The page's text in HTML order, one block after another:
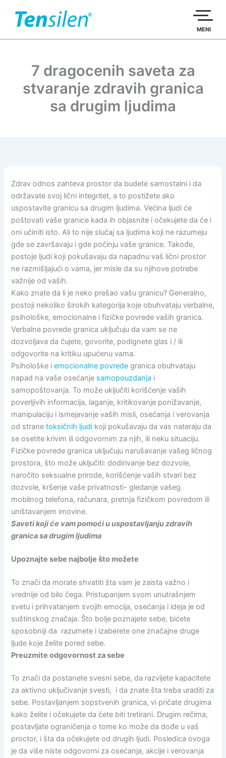
садржај
MENI
7 dragocenih saveta za
stvaranje zdravih granica
sa drugim ljudima
Zdrav odnos zahteva prostor da budete samostalni i da
održavate svoj lični integritet, a to postižete ako
uspostavite granicu sa drugim ljudima. Većina ljudi će
poštovati vaše granice kada ih objasnite i očekujete da će i
oni učiniti isto. Ali to nije slučaj sa ljudima koji ne razumeju
gde se završavaju i gde počinju vaše granice. Takođe,
postoje ljudi koji pokušavaju da napadnu vaš lični prostor
ne razmišljajući o vama, jer misle da su njihove potrebe
važnije od vaših.
Kako znate da li je neko prešao vašu granicu? Generalno,
postoji nekoliko širokih kategorija koje obuhvataju verbalne,
psihološke, emocionalne i fizičke povrede vaših granica.
Verbalne povrede granica uključuju da vam se ne
dozvoljava da čujete, govorite, podignete glas i / ili
odgovorite na kritiku upućenu vama.
Psihološke iemocionalne povrede granica obuhvataju
napad na vaše osećanje samopouzdanja i
samopoštovanja. To može uključiti korišćenje vaših
poverljivih informacija, laganje, kritikovanje ponižavanje,
manipulaciju i ismejavanje vaših misli, osećanja i verovanja
od stranetoksičnih ljudi koji pokušavaju da vas nateraju da
se osetite krivim ili odgovornim za njih, ili neku situaciju.
Fizičke povrede granica uključuju narušavanje vašeg ličnog
prostora, što može uključiti: dodirivanje bez dozvole,
naročito seksualne prirode, korišćenje vaših stvari bez
dozvole, kršenje vaše privatnosti- gledanje vašeg
mobilnog telefona, računara, pretnja fizičkom povredom ili
uništavanjem imovine.
Saveti koji će vam pomoći u uspostavljanju zdravih
granica sa drugim ljudima
Upoznajte sebe najbolje što možete
To znači da morate shvatiti šta vam je zaista važno i
vrednije od bilo čega. Pristupanjem svom unutrašnjem
svetu i prihvatanjem svojih emocija, osećanja i ideja je od
suštinskog značaja. Što bolje poznajete sebe, bićete
sposobniji da razumete i izaberete one značajne druge
ljude koje želite pored sebe.
Preuzmite odgovornost za sebe
To znači da postanete svesni sebe, da razvijete kapacitete
za aktivno uključivanje svesti, i da znate šta treba uraditi za
sebe. Postavljanjem sopstvenih granica, vi pričate drugima
kako želite i očekujete da ćete biti tretirani. Drugim rečima,
postavljate ograničenja o tome ko može da dođe u vaš
proctor, i šta da očekujete od drugih ljudi. Posledica ovoga
je da više niste odgovorni za osećanja, akcije i verovanja